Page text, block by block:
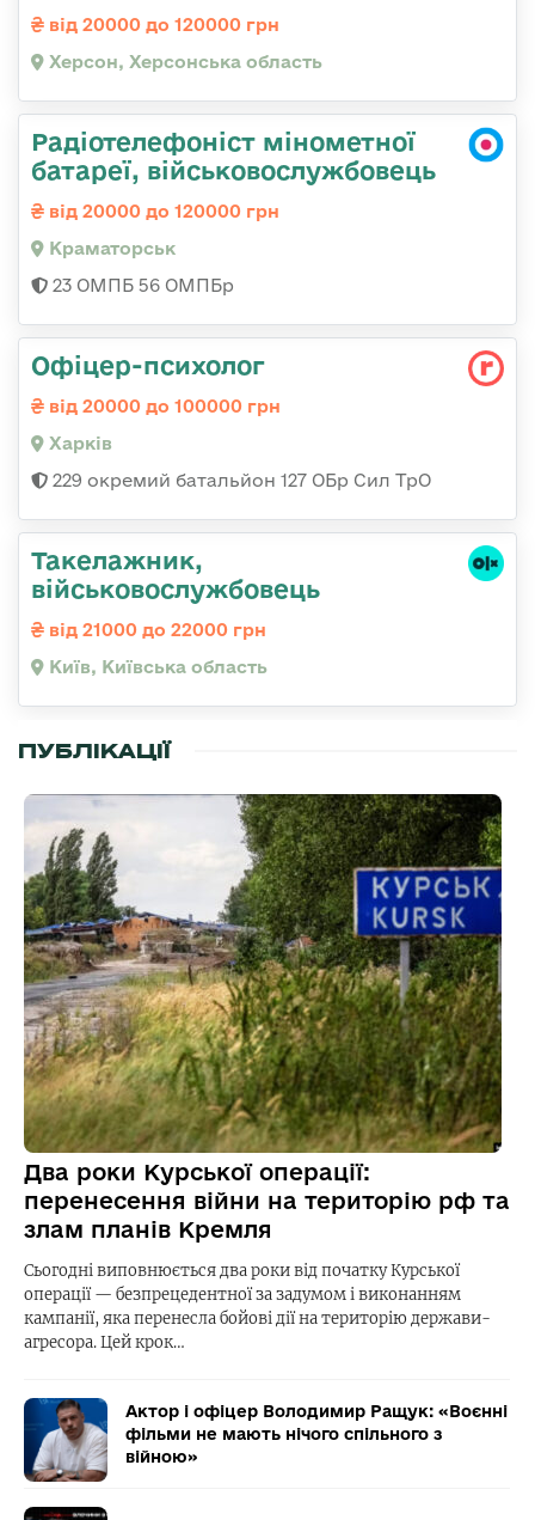
від 20000 до 120000 грн
Херсон, Херсонська область
Радіотелефоніст мінометної
батареї, військовослужбовець
від 20000 до 120000 грн
Краматорськ
23 ОМПБ 56 ОМПБр
Офіцер-психолог
від 20000 до 100000 грн
Харків
229 окремий батальйон 127 ОБр Сил ТрО
Такелажник,
військовослужбовець
від 21000 до 22000 грн
Київ, Київська область
ПУБЛІКАЦІЇ
Два роки Курської операції:
перенесення війни на територію рф та
злам планів Кремля
Сьогодні виповнюється два роки від початку Курської
операції — безпрецедентної за задумом і виконанням
кампанії, яка перенесла бойові дії на територію держави-
агресора. Цей крок…
Актор і офіцер Володимир Ращук: «Воєнні
фільми не мають нічого спільного з
війною»